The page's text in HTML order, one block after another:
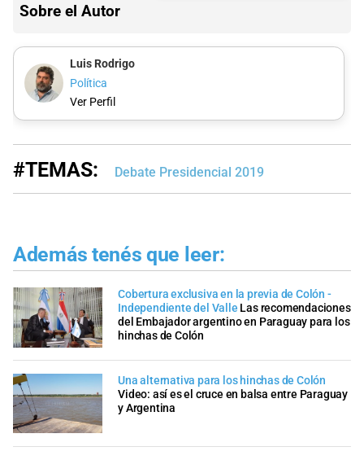
Sobre el Autor
Luis Rodrigo
Política
Ver Perfil
#TEMAS: Debate Presidencial 2019
Además tenés que leer:
Cobertura exclusiva en la previa de Colón -
Independiente del Valle Las recomendaciones
del Embajador argentino en Paraguay para los
hinchas de Colón
Una alternativa para los hinchas de Colón
Video: así es el cruce en balsa entre Paraguay
y Argentina